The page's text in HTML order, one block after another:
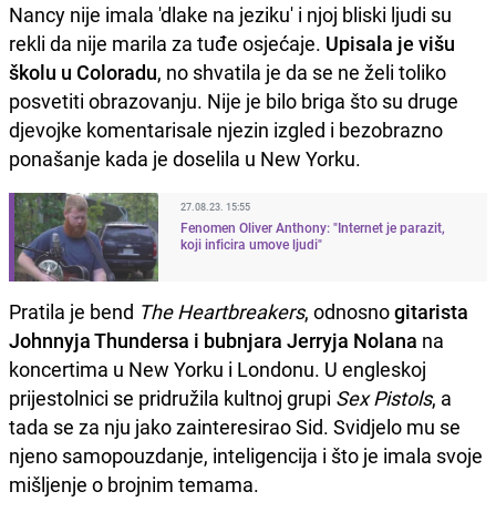
Nancy nije imala 'dlake na jeziku' i njoj bliski ljudi su
rekli da nije marila za tuđe osjećaje. Upisala je višu
školu u Coloradu, no shvatila je da se ne želi toliko
posvetiti obrazovanju. Nije je bilo briga što su druge
djevojke komentarisale njezin izgled i bezobrazno
ponašanje kada je doselila u New Yorku.
27.08.23. 15:55
Fenomen Oliver Anthony: "Internet je parazit,
koji inficira umove ljudi"
Pratila je bend The Heartbreakers, odnosnogitarista
Johnnyja Thundersa i bubnjara Jerryja Nolana na
koncertima u New Yorku i Londonu. U engleskoj
prijestolnici se pridružila kultnoj grupi Sex Pistols, a
tada se za nju jako zainteresirao Sid. Svidjelo mu se
njeno samopouzdanje, inteligencija i što je imala svoje
mišljenje o brojnim temama.